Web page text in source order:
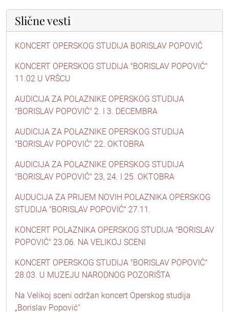
Slične vesti
KONCERT OPERSKOG STUDIJA BORISLAV POPOVIĆ
KONCERT OPERSKOG STUDIJA "BORISLAV POPOVIĆ"
11.02 U VRŠCU
AUDICIJA ZA POLAZNIKE OPERSKOG STUDIJA
"BORISLAV POPOVIĆ" 2. I 3. DECEMBRA
AUDICIJA ZA POLAZNIKE OPERSKOG STUDIJA
"BORISLAV POPOVIĆ" 22. OKTOBRA
AUDICIJA ZA POLAZNIKE OPERSKOG STUDIJA
"BORISLAV POPOVIĆ" 23, 24. I 25. OKTOBRA
AUDUCIJA ZA PRIJEM NOVIH POLAZNIKA OPERSKOG
STUDIJA "BORISLAV POPOVIĆ" 27.11.
KONCERT POLAZNIKA OPERSKOG STUDIJA "BORISLAV
POPOVIĆ" 23.06. NA VELIKOJ SCENI
KONCERT OPERSKOG STUDIJA "BORISLAV POPOVIĆ"
28.03. U MUZEJU NARODNOG POZORIŠTA
Na Velikoj sceni održan koncert Operskog studija
„Borislav Popović“